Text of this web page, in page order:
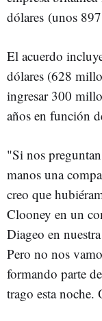
dólares (unos
El acuerdo
dólares (628
ingresar 300
años en función
"Si nos
manos una
creo que
Clooney en un
Diageo en
Pero no nos
formando parte
trago esta noche.